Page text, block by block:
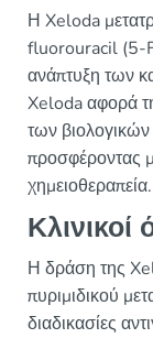
Η Xeloda
fluorouracil (5-
ανάπτυξη των
Xeloda αφορά
των
προσφέροντας
χημειοθεραπεία.
Κλινικοί
Η δράση της
πυριμιδικού
διαδικασίες